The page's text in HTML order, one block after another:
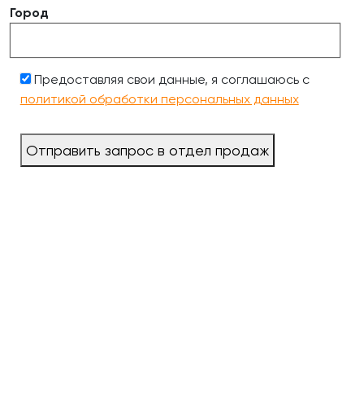
Город
Предоставляя свои данные, я соглашаюсь с
политикой обработки персональных данных
Отправить запрос в отдел продаж